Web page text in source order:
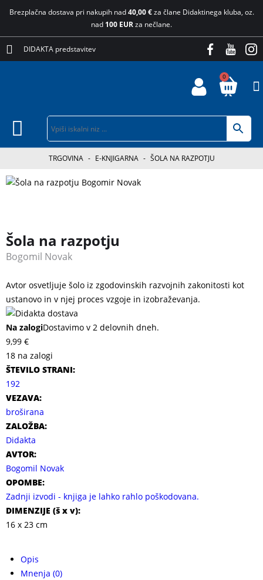
Brezplačna dostava pri nakupih nad40,00 €za člane Didaktinega kluba, oz.
nad 100 EURza nečlane.
DIDAKTA predstavitev
0
TRGOVINA - E-KNJIGARNA - ŠOLA NA RAZPOTJU
Šola na razpotju
Bogomil Novak
Avtor osvetljuje šolo iz zgodovinskih razvojnih zakonitosti kot
ustanovo in v njej proces vzgoje in izobraževanja.
Na zalogiDostavimo v 2 delovnih dneh.
9,99 €
18 na zalogi
ŠTEVILO STRANI:
192
VEZAVA:
broširana
ZALOŽBA:
Didakta
AVTOR:
Bogomil Novak
OPOMBE:
Zadnji izvodi - knjiga je lahko rahlo poškodovana.
DIMENZIJE (š x v):
16 x 23 cm
Opis
Mnenja (0)